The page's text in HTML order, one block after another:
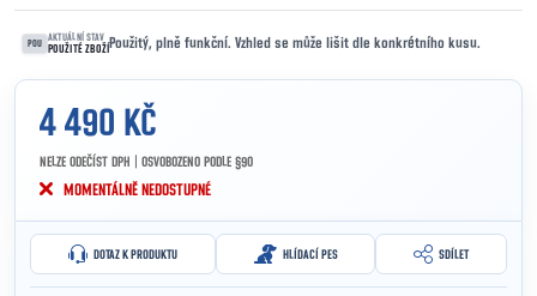
POU AKTUÁLNÍ STAV
POUŽITÉ ZBOŽÍPoužitý, plně funkční. Vzhled se může lišit dle konkrétního kusu.
4 490 KČ
NELZE ODEČÍST DPH | OSVOBOZENO PODLE §90
Měrná cena:
MOMENTÁLNĚ NEDOSTUPNÉ
DOTAZ K PRODUKTU HLÍDACÍ PES SDÍLET